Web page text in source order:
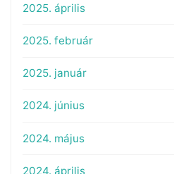
2025. április
2025. február
2025. január
2024. június
2024. május
2024. április